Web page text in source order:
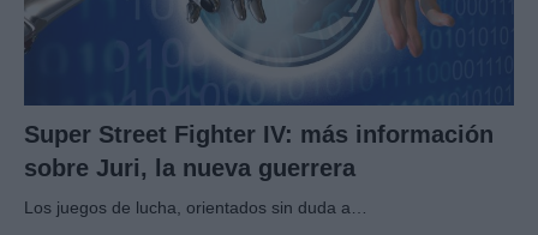
Super Street Fighter IV: más información
sobre Juri, la nueva guerrera
Los juegos de lucha, orientados sin duda a…